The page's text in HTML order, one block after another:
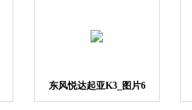
东风悦达起亚K3_图片6